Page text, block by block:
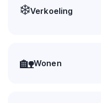
❄️Verkoeling
🏡Wonen